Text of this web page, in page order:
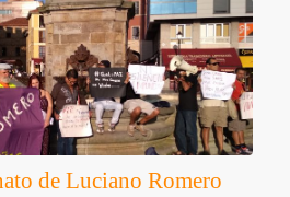
de Luciano Romero